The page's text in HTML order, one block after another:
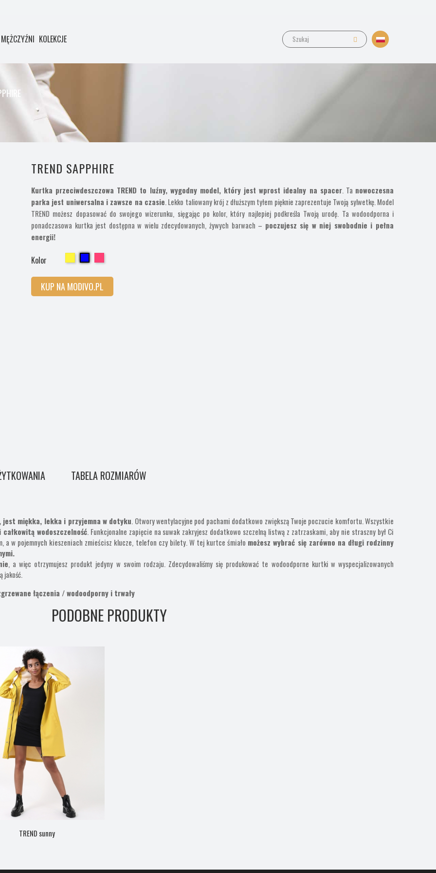
MĘŻCZYŹNI KOLEKCJE
TREND SAPPHIRE
Kurtka przeciwdeszczowa TREND to luźny, wygodny model, który jest wprost idealny na spacer. Ta nowoczesna
parka jest uniwersalna i zawsze na czasie. Lekko taliowany krój z dłuższym tyłem pięknie zaprezentuje Twoją sylwetkę. Model
TREND możesz dopasować do swojego wizerunku, sięgając po kolor, który najlepiej podkreśla Twoją urodę. Ta wodoodporna i
ponadczasowa kurtka jest dostępna w wielu zdecydowanych, żywych barwach – poczujesz się w niej swobodnie i pełna
energii!
Kolor
KUP NA MODIVO.PL
TABELA ROZMIARÓW
jest miękka, lekka i przyjemna w dotyku. Otwory wentylacyjne pod pachami dodatkowo zwiększą Twoje poczucie komfortu. Wszystkie
wodoszczelność. Funkcjonalne zapięcie na suwak zakryjesz dodatkowo szczelną listwą z zatrzaskami, aby nie straszny był Ci
a w pojemnych kieszeniach zmieścisz klucze, telefon czy bilety. W tej kurtce śmiało możesz wybrać się zarówno na długi rodzinny
, a więc otrzymujesz produkt jedyny w swoim rodzaju. Zdecydowaliśmy się produkować te wodoodporne kurtki w wyspecjalizowanych
jakość.
łączenia / wodoodporny i trwały
PODOBNE PRODUKTY
TREND sunny